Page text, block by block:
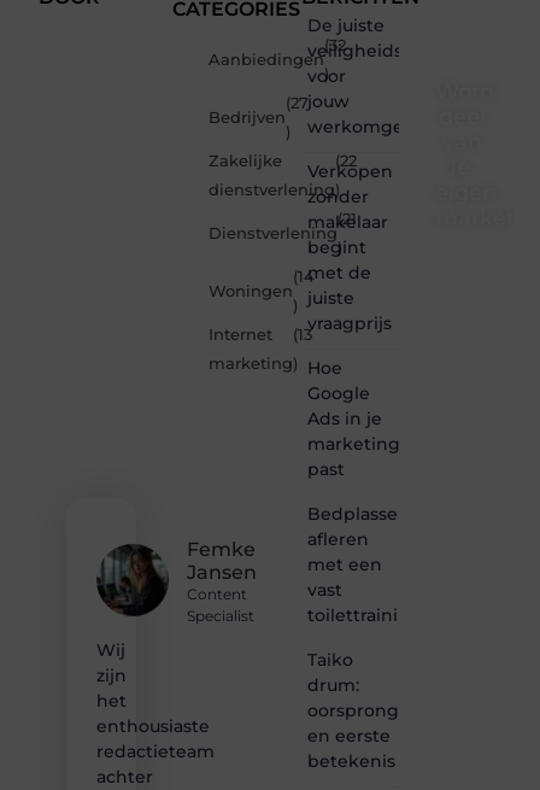
Femke
Jansen
Content
Specialist
Wij
zijn
het
enthousiaste
redactieteam
achter
CATEGORIES
Aanbiedingen
(32
)
Bedrijven
(27
)
Zakelijke
dienstverlening
(22
)
Dienstverlening
(21
)
Woningen
(14
)
Internet
marketing
(13
)
De juiste
veiligheidsschoenen
voor
jouw
werkomgeving
Verkopen
zonder
makelaar
begint
met de
juiste
vraagprijs
Hoe
Google
Ads in je
marketingmix
past
Bedplassen
afleren
met een
vast
toilettrainingschema
Taiko
drum:
oorsprong
en eerste
betekenis